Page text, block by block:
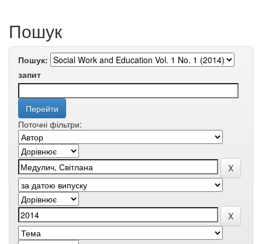
Пошук
Пошук:
запит
Поточні фільтри: